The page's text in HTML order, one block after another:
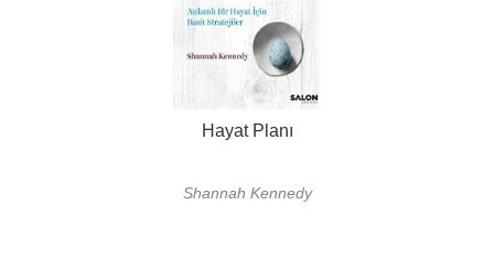
Hayat Planı
Shannah Kennedy